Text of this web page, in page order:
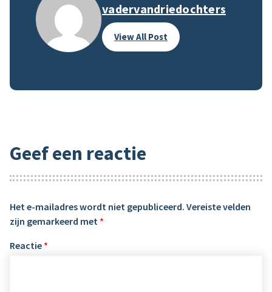
vadervandriedochters
View All Post
Geef een reactie
Het e-mailadres wordt niet gepubliceerd. Vereiste velden
zijn gemarkeerd met *
Reactie *